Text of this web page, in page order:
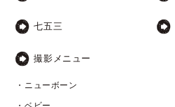
七五三
撮影メニュー
・ニューボーン